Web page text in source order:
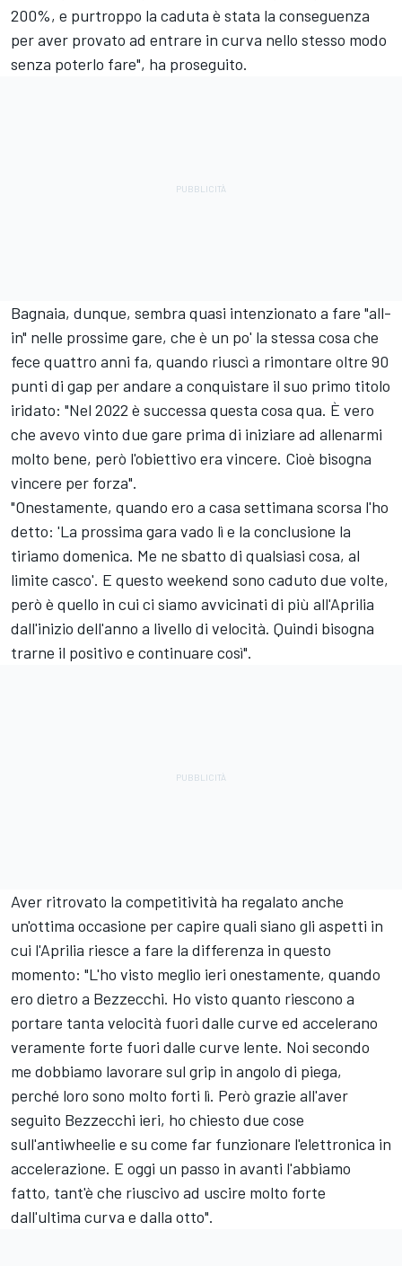
200%, e purtroppo la caduta è stata la conseguenza
per aver provato ad entrare in curva nello stesso modo
senza poterlo fare", ha proseguito.
Bagnaia, dunque, sembra quasi intenzionato a fare "all-
in" nelle prossime gare, che è un po' la stessa cosa che
fece quattro anni fa, quando riuscì a rimontare oltre 90
punti di gap per andare a conquistare il suo primo titolo
iridato: "Nel 2022 è successa questa cosa qua. È vero
che avevo vinto due gare prima di iniziare ad allenarmi
molto bene, però l'obiettivo era vincere. Cioè bisogna
vincere per forza".
"Onestamente, quando ero a casa settimana scorsa l'ho
detto: 'La prossima gara vado lì e la conclusione la
tiriamo domenica. Me ne sbatto di qualsiasi cosa, al
limite casco'. E questo weekend sono caduto due volte,
però è quello in cui ci siamo avvicinati di più all'Aprilia
dall'inizio dell'anno a livello di velocità. Quindi bisogna
trarne il positivo e continuare così".
Aver ritrovato la competitività ha regalato anche
un'ottima occasione per capire quali siano gli aspetti in
cui l'Aprilia riesce a fare la differenza in questo
momento: "L'ho visto meglio ieri onestamente, quando
ero dietro a Bezzecchi. Ho visto quanto riescono a
portare tanta velocità fuori dalle curve ed accelerano
veramente forte fuori dalle curve lente. Noi secondo
me dobbiamo lavorare sul grip in angolo di piega,
perché loro sono molto forti lì. Però grazie all'aver
seguito Bezzecchi ieri, ho chiesto due cose
sull'antiwheelie e su come far funzionare l'elettronica in
accelerazione. E oggi un passo in avanti l'abbiamo
fatto, tant'è che riuscivo ad uscire molto forte
dall'ultima curva e dalla otto".